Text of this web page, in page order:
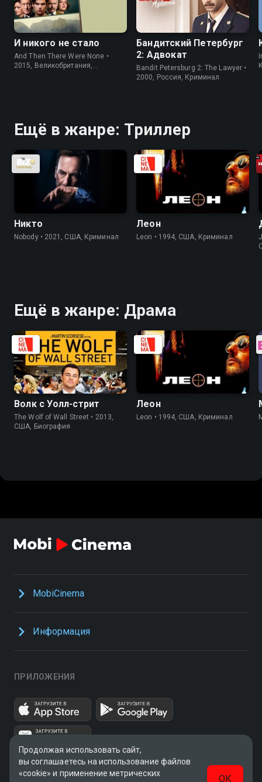
И никого не стало
And Then There Were None •
2015, Великобритания,
Бандитский Петербург
2: Адвокат
Bandit Petersburg 2: The Lawyer •
2000, Россия, Криминал
Ещё в жанре: Триллер
Никто
Nobody • 2021, США, Криминал
Леон
Leon • 1994, США, Криминал
Ещё в жанре: Драма
Волк с Уолл-стрит
The Wolf of Wall Street • 2013,
США, Биография
Леон
Leon • 1994, США, Криминал
MobiCinema
Информация
ПРИЛОЖЕНИЯ
Продолжая использовать сайт,
вы соглашаетесь на использование файлов
«cookie» и применение метрических
ОК